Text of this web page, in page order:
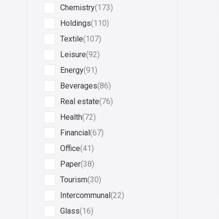
Chemistry(173)
Holdings(110)
Textile(107)
Leisure(92)
Energy(91)
Beverages(86)
Real estate(76)
Health(72)
Financial(67)
Office(41)
Paper(38)
Tourism(30)
Intercommunal(22)
Glass(16)